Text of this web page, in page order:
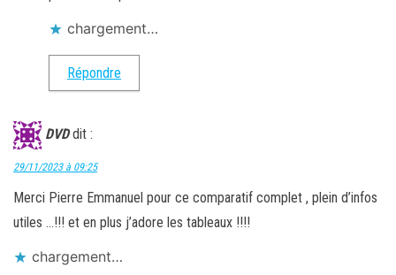
chargement…
Répondre
DVD dit :
29/11/2023 à 09:25
Merci Pierre Emmanuel pour ce comparatif complet , plein d’infos
utiles …!!! et en plus j’adore les tableaux !!!!
chargement…